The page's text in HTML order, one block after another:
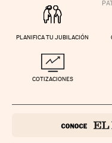
PLANIFICA TU JUBILACIÓN
COTIZACIONES